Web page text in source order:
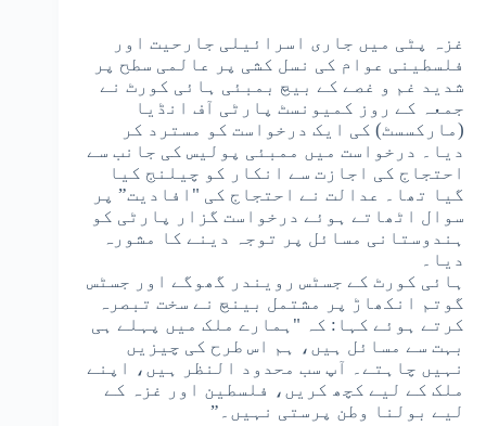
غزہ پٹی میں جاری اسرائیلی جارحیت اور
فلسطینی عوام کی نسل کشی پر عالمی سطح پر
شدید غم و غصے کے بیچ بمبئی ہائی کورٹ نے
جمعہ کے روز کمیونسٹ پارٹی آف انڈیا
(مارکسسٹ) کی ایک درخواست کو مسترد کر
دیا۔ درخواست میں ممبئی پولیس کی جانب سے
احتجاج کی اجازت سے انکار کو چیلنج کیا
گیا تھا۔ عدالت نے احتجاج کی "افادیت” پر
سوال اٹھاتے ہوئے درخواست گزار پارٹی کو
ہندوستانی مسائل پر توجہ دینے کا مشورہ
دیا۔
ہائی کورٹ کے جسٹس رویندر گھوگے اور جسٹس
گوتم انکھاڑ پر مشتمل بینچ نے سخت تبصرہ
کرتے ہوئے کہا: کہ "ہمارے ملک میں پہلے ہی
بہت سے مسائل ہیں، ہم اس طرح کی چیزیں
نہیں چاہتے۔ آپ سب محدود النظر ہیں، اپنے
ملک کے لیے کچھ کریں، فلسطین اور غزہ کے
لیے بولنا وطن پرستی نہیں۔”